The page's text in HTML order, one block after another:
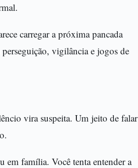
carregar a próxima pancada
vigilância e jogos de
vira suspeita. Um jeito de falar
em família. Você tenta entender a